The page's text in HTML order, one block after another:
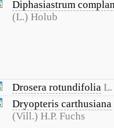
Diphasiastrum
(L.) Holub
Drosera rotundifolia L.
Dryopteris carthusiana
(Vill.) H.P. Fuchs